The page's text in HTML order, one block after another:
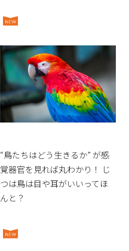
“鳥たちはどう生きるか” が感
覚器官を見れば丸わかり！ じ
つは鳥は目や耳がいいってほ
んと？